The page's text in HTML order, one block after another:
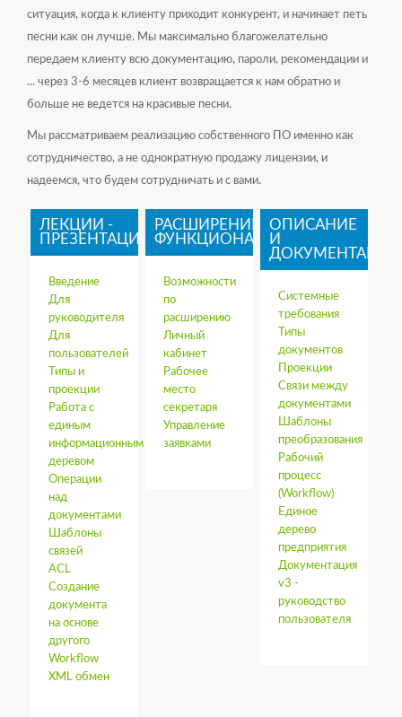
ситуация, когда к клиенту приходит конкурент, и начинает петь
песни как он лучше. Мы максимально благожелательно
передаем клиенту всю документацию, пароли, рекомендации и
... через 3-6 месяцев клиент возвращается к нам обратно и
больше не ведется на красивые песни.
Мы рассматриваем реализацию собственного ПО именно как
сотрудничество, а не однократную продажу лицензии, и
надеемся, что будем сотрудничать и с вами.
ЛЕКЦИИ -
ПРЕЗЕНТАЦИИ
Введение
Для
руководителя
Для
пользователей
Типы и
проекции
Работа с
единым
информационным
деревом
Операции
над
документами
Шаблоны
связей
ACL
Создание
документа
на основе
другого
Workflow
XML обмен
РАСШИРЕНИЕ
ФУНКЦИОНАЛА
Возможности
по
расширению
Личный
кабинет
Рабочее
место
секретаря
Управление
заявками
ОПИСАНИЕ
И
ДОКУМЕНТАЦИЯ
Системные
требования
Типы
документов
Проекции
Связи между
документами
Шаблоны
преобразования
Рабочий
процесс
(Workflow)
Единое
дерево
предприятия
Документация
v3 -
руководство
пользователя